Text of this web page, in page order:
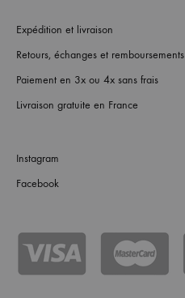
Expédition et livraison
Retours, échanges et remboursements
Paiement en 3x ou 4x sans frais
Livraison gratuite en France
Instagram
Facebook